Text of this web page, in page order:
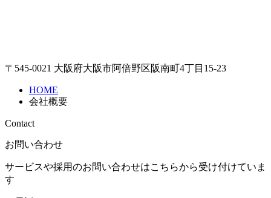
〒545-0021 大阪府大阪市阿倍野区阪南町4丁目15-23
HOME
会社概要
Contact
お問い合わせ
サービスや採用のお問い合わせはこちらから受け付けていま
す